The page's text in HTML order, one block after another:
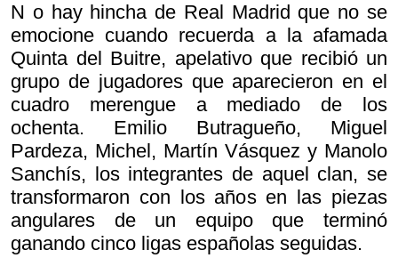
N o hay hincha de Real Madrid que no se
emocione cuando recuerda a la afamada
Quinta del Buitre, apelativo que recibió un
grupo de jugadores que aparecieron en el
cuadro merengue a mediado de los
ochenta. Emilio Butragueño, Miguel
Pardeza, Michel, Martín Vásquez y Manolo
Sanchís, los integrantes de aquel clan, se
transformaron con los años en las piezas
angulares de un equipo que terminó
ganando cinco ligas españolas seguidas.